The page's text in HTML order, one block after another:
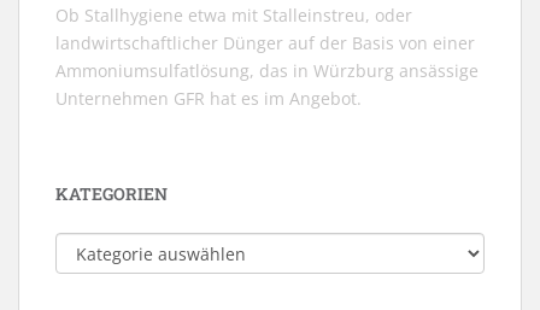
Ob Stallhygiene etwa mit Stalleinstreu, oder
landwirtschaftlicher Dünger auf der Basis von einer
Ammoniumsulfatlösung, das in Würzburg ansässige
Unternehmen GFR hat es im Angebot.
KATEGORIEN
Kategorien